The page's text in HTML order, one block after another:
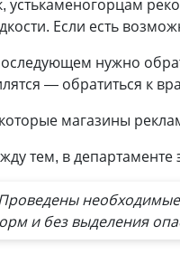
устькаменогорцам
Если есть
нужно
— обратиться к
магазины
тем, в
и без выделения